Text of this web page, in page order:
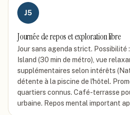
J5
Journée de repos et exploration libre
Jour sans agenda strict. Possibilité
Island (30 min de métro), vue
supplémentaires selon intérêts
détente à la piscine de l'hôtel.
quartiers connus. Café-terrasse
urbaine. Repos mental important